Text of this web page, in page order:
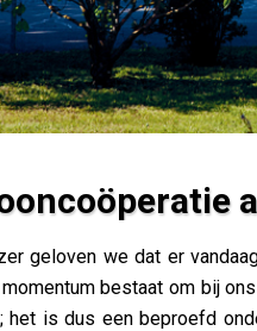
geloven we dat er
bestaat om bij
is dus een beproefd